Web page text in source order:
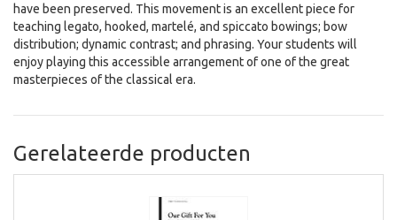
have been preserved. This movement is an excellent piece for
teaching legato, hooked, martelé, and spiccato bowings; bow
distribution; dynamic contrast; and phrasing. Your students will
enjoy playing this accessible arrangement of one of the great
masterpieces of the classical era.
Gerelateerde producten